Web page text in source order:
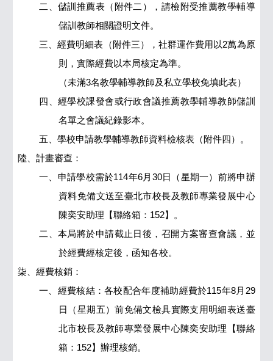
二、儲訓推薦表（附件二），請檢附受推薦教學輔導
儲訓教師相關證明文件。
三、經費明細表（附件三），社群運作費用以2萬為原
則，實際經費以本局核定為準。
（未滿3名教學輔導教師及私立學校免填此表）
四、經學校課發會或行政會議推薦教學輔導教師儲訓
名單之會議紀錄影本。
五、學校申請教學輔導教師資料檢核表（附件四）。
陸、計畫審查：
一、申請學校需於114年6月30日（星期一）前將申辦
資料免備文送至臺北市校長及教師專業發展中心
陳奕安助理【聯絡箱：152】。
二、本局將於申請截止日後，召開方案審查會議，並
於經費經核定後，函知各校。
柒、經費核銷：
一、經費核結：各校配合年度補助經費於115年8月29
日（星期五）前免備文檢具實際支用明細表送臺
北市校長及教師專業發展中心陳奕安助理【聯絡
箱：152】辦理核銷。